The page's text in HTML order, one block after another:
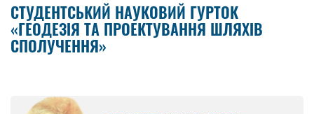
СТУДЕНТСЬКИЙ НАУКОВИЙ ГУРТОК
«ГЕОДЕЗІЯ ТА ПРОЕКТУВАННЯ ШЛЯХІВ
СПОЛУЧЕННЯ»